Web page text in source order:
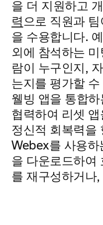
을 더 지원하고
력으로 직원과
을 수용합니다.
외에 참석하는
람이 누구인지,
는지를 평가할
웰빙 앱을 통합
협력하여 리셋
정신적 회복력을
Webex를 사용하
을 다운로드하여
를 재구성하거나